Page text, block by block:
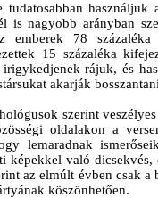
tudatosabban használjuk
is nagyobb arányban
emberek 78
15 százaléka
irigykedjenek rájuk, és
akarják
szerint
oldalakon a
lemaradnak
képekkel való
az elmúlt évben csak
köszönhetően.